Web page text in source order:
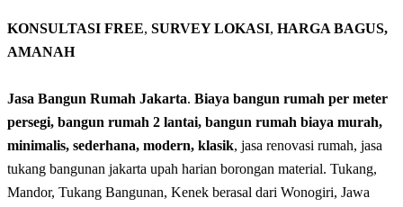
KONSULTASI FREE, SURVEY LOKASI, HARGA BAGUS,
AMANAH
Jasa Bangun Rumah Jakarta. Biaya bangun rumah per meter
persegi, bangun rumah 2 lantai, bangun rumah biaya murah,
minimalis, sederhana, modern, klasik, jasa renovasi rumah, jasa
tukang bangunan jakarta upah harian borongan material. Tukang,
Mandor, Tukang Bangunan, Kenek berasal dari Wonogiri, Jawa